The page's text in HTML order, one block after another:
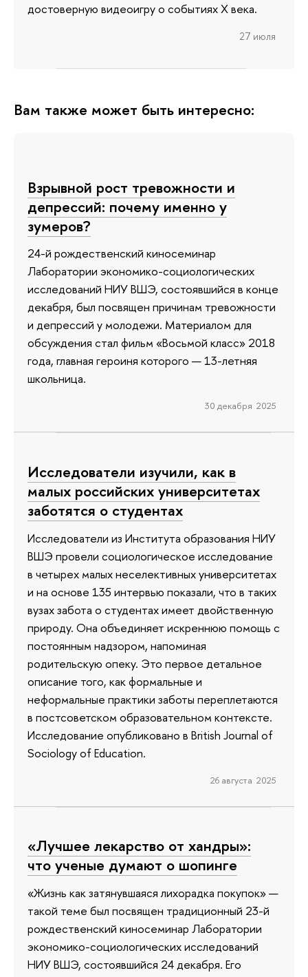
достоверную видеоигру о событиях X века.
27 июля
Вам также может быть интересно:
Взрывной рост тревожности и
депрессий: почему именно у
зумеров?
24-й рождественский киносеминар
Лаборатории экономико-социологических
исследований НИУ ВШЭ, состоявшийся в конце
декабря, был посвящен причинам тревожности
и депрессий у молодежи. Материалом для
обсуждения стал фильм «Восьмой класс» 2018
года, главная героиня которого — 13-летняя
школьница.
30 декабря 2025
Исследователи изучили, как в
малых российских университетах
заботятся о студентах
Исследователи из Института образования НИУ
ВШЭ провели социологическое исследование
в четырех малых неселективных университетах
и на основе 135 интервью показали, что в таких
вузах забота о студентах имеет двойственную
природу. Она объединяет искреннюю помощь с
постоянным надзором, напоминая
родительскую опеку. Это первое детальное
описание того, как формальные и
неформальные практики заботы переплетаются
в постсоветском образовательном контексте.
Исследование опубликовано в British Journal of
Sociology of Education.
26 августа 2025
«Лучшее лекарство от хандры»:
что ученые думают о шопинге
«Жизнь как затянувшаяся лихорадка покупок» —
такой теме был посвящен традиционный 23-й
рождественский киносеминар Лаборатории
экономико-социологических исследований
НИУ ВШЭ, состоявшийся 24 декабря. Его